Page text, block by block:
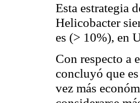
Esta estrategia
Helicobacter
es (> 10%), en
Con respecto a
concluyó que
vez más